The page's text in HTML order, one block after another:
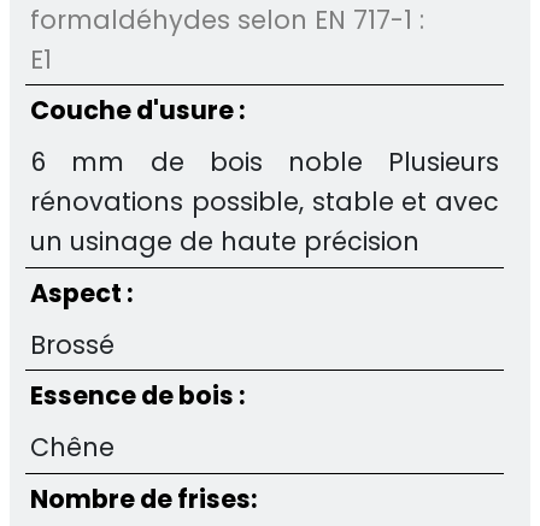
formaldéhydes selon EN 717-1 :
E1
Couche d'usure :
6 mm de bois noble Plusieurs
rénovations possible, stable et avec
un usinage de haute précision
Aspect :
Brossé
Essence de bois :
Chêne
Nombre de frises: